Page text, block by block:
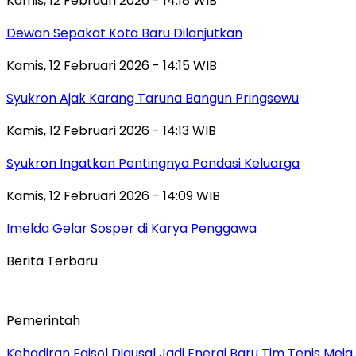
Dewan Sepakat Kota Baru Dilanjutkan
Kamis, 12 Februari 2026 - 14:15 WIB
Syukron Ajak Karang Taruna Bangun Pringsewu
Kamis, 12 Februari 2026 - 14:13 WIB
Syukron Ingatkan Pentingnya Pondasi Keluarga
Kamis, 12 Februari 2026 - 14:09 WIB
Imelda Gelar Sosper di Karya Penggawa
Berita Terbaru
Pemerintah